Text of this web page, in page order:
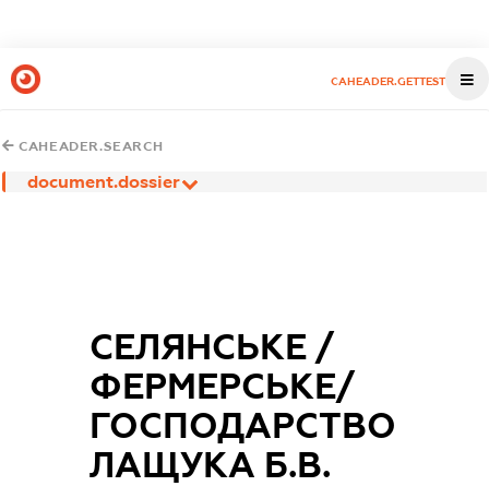
CAHEADER.GETTEST
CAHEADER.SEARCH
document.dossier
СЕЛЯНСЬКЕ /
ФЕРМЕРСЬКЕ/
ГОСПОДАРСТВО
ЛАЩУКА Б.В.